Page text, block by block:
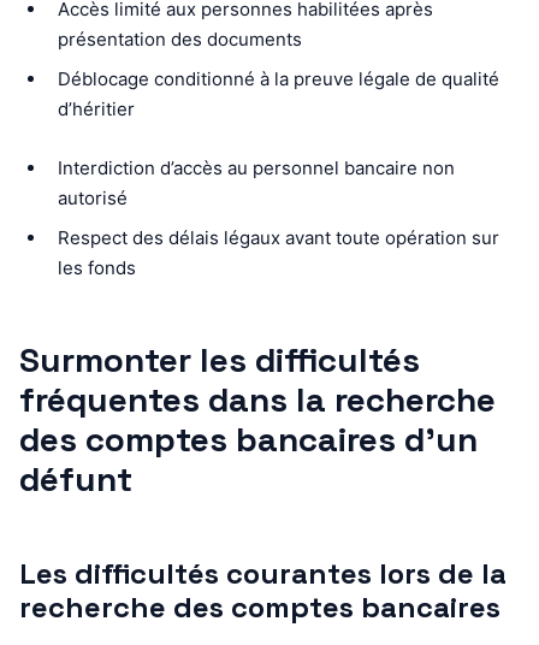
Accès limité aux personnes habilitées après
présentation des documents
Déblocage conditionné à la preuve légale de qualité
d’héritier
Interdiction d’accès au personnel bancaire non
autorisé
Respect des délais légaux avant toute opération sur
les fonds
Surmonter les difficultés
fréquentes dans la recherche
des comptes bancaires d’un
défunt
Les difficultés courantes lors de la
recherche des comptes bancaires